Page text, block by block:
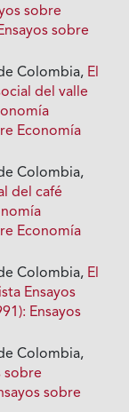
sobre
sobre
Colombia, El
del valle
Economía
Colombia,
del café
Economía
Colombia, El
Ensayos
Ensayos
Colombia,
sobre
sobre